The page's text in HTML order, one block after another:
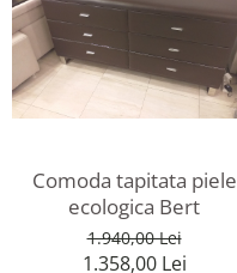
Comoda tapitata piele
ecologica Bert
1.940,00 Lei
1.358,00 Lei